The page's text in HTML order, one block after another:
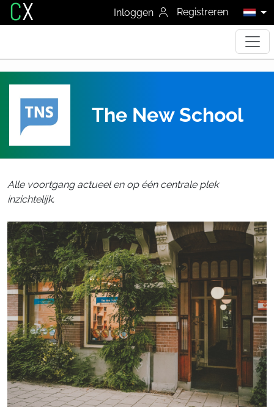
CX Inloggen Registreren
The New School
Alle voortgang actueel en op één centrale plek
inzichtelijk.